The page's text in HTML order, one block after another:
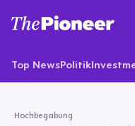
Top NewsPolitik
Hochbegabung